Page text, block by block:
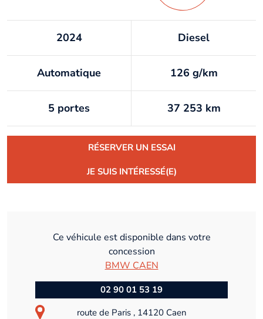
2024 Diesel
Automatique 126 g/km
5 portes 37 253 km
RÉSERVER UN ESSAI
JE SUIS INTÉRESSÉ(E)
Ce véhicule est disponible dans votre
concession
BMW CAEN
02 90 01 53 19
route de Paris , 14120 Caen